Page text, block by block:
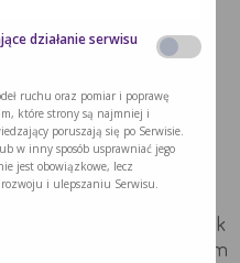
szczękowo-
i jego rozległości, dlatego
się do zaleceń
i po zabiegu pacjent
do tego celu użyć kostek
woreczku owiniętym
działanie serwisu
ruchu oraz pomiar i poprawę
które strony są najmniej i
poruszają się po Serwisie.
w inny sposób usprawniać jego
jest obowiązkowe, lecz
i ulepszaniu Serwisu.